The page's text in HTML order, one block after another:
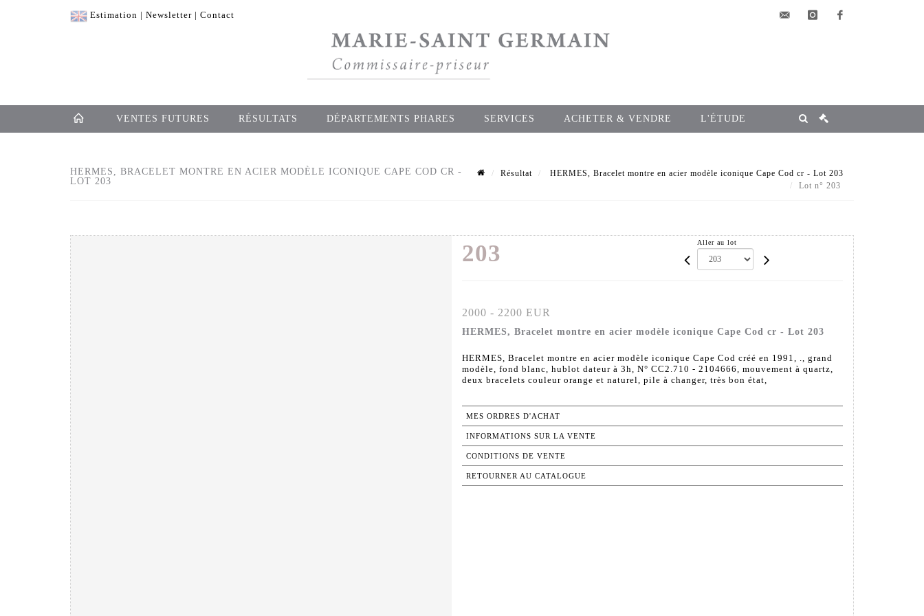
Estimation | Newsletter | Contact
VENTES FUTURES RÉSULTATS DÉPARTEMENTS PHARES SERVICES ACHETER & VENDRE L'ÉTUDE
HERMES, BRACELET MONTRE EN ACIER MODÈLE ICONIQUE CAPE COD CR -
LOT 203
Résultat
HERMES, Bracelet montre en acier modèle iconique Cape Cod cr - Lot 203
Lot n° 203
203 Aller au lot
2000 - 2200 EUR
HERMES, Bracelet montre en acier modèle iconique Cape Cod cr - Lot 203
HERMES, Bracelet montre en acier modèle iconique Cape Cod créé en 1991, ., grand
modèle, fond blanc, hublot dateur à 3h, N° CC2.710 - 2104666, mouvement à quartz,
deux bracelets couleur orange et naturel, pile à changer, très bon état,
MES ORDRES D'ACHAT
INFORMATIONS SUR LA VENTE
CONDITIONS DE VENTE
RETOURNER AU CATALOGUE